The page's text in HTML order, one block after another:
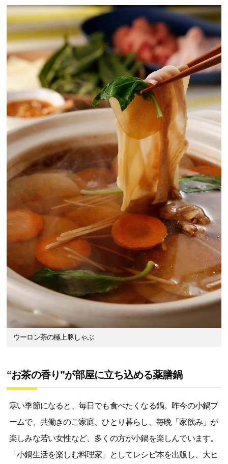
ウーロン茶の極上豚しゃぶ
“お茶の香り”が部屋に立ち込める薬膳鍋
寒い季節になると、毎日でも食べたくなる鍋。昨今の小鍋ブ
ームで、共働きのご家庭、ひとり暮らし、毎晩「家飲み」が
楽しみな若い女性など、多くの方が小鍋を楽しんでいます。
「小鍋生活を楽しむ料理家」としてレシピ本を出版し、大ヒ